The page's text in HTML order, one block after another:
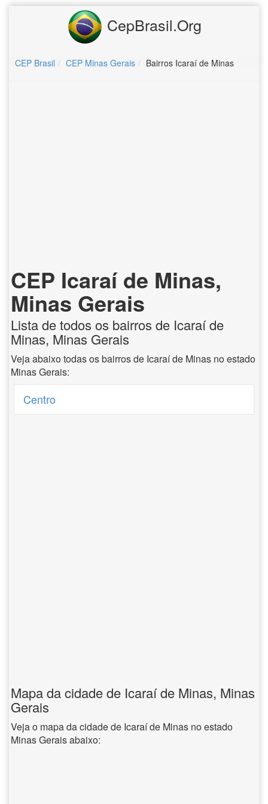
CepBrasil.Org
CEP Brasil CEP Minas Gerais Bairros Icaraí de Minas
CEP Icaraí de Minas,
Minas Gerais
Lista de todos os bairros de Icaraí de
Minas, Minas Gerais
Veja abaixo todas os bairros de Icaraí de Minas no estado
Minas Gerais:
Centro
Mapa da cidade de Icaraí de Minas, Minas
Gerais
Veja o mapa da cidade de Icaraí de Minas no estado
Minas Gerais abaixo: